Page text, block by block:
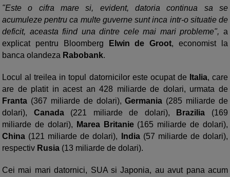
"Este o cifra mare si, evident, datoria continua sa se
acumuleze pentru ca multe guverne sunt inca intr-o situatie de
deficit, aceasta fiind una dintre cele mai mari probleme", a
explicat pentru Bloomberg Elwin de Groot, economist la
banca olandeza Rabobank.
Locul al treilea in topul datornicilor este ocupat de Italia, care
are de platit in acest an 428 miliarde de dolari, urmata de
Franta (367 miliarde de dolari),Germania (285 miliarde de
dolari), Canada(221 miliarde de dolari), Brazilia (169
miliarde de dolari),
Marea Britanie (165 miliarde de dolari),
China (121 miliarde de dolari), India (57 miliarde de dolari),
respectiv Rusia (13 miliarde de dolari).
Cei mai mari datornici, SUA si Japonia, au avut pana acum